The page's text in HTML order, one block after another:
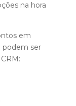
na hora
em
podem ser